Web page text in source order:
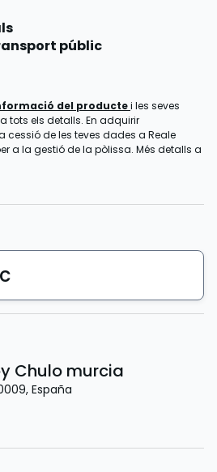
públic
del productei les seves
tots els detalls. En adquirir
cessió de les teves dades a Reale
a la gestió de la pòlissa. Més detalls a
Chulo murcia
, España